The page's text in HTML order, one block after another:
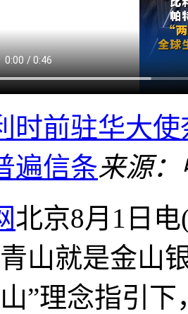
时前驻华大
遍信条来源
北京8月1日
山就是金山
”理念指引